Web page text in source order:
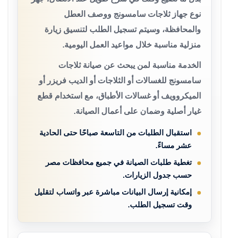
نوع جهاز ثلاجات سامسونج ووصف العطل
والمحافظة، وسيتم تسجيل الطلب لتنسيق زيارة
منزلية مناسبة خلال مواعيد العمل اليومية.
الخدمة مناسبة لمن يبحث عن صيانة ثلاجات
سامسونج للغسالات أو الثلاجات أو الديب فريزر أو
الميكروويف أو غسالات الأطباق، مع استخدام قطع
غيار أصلية وضمان على أعمال الصيانة.
استقبال الطلبات من التاسعة صباحًا حتى الحادية
عشر مساءً.
تغطية طلبات الصيانة في جميع محافظات مصر
حسب جدول الزيارات.
إمكانية إرسال البيانات مباشرة عبر واتساب لتقليل
وقت تسجيل الطلب.